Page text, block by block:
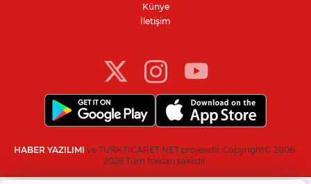
Devlet Bahçeli'den "süreç" açıklaması:
Künye
İletişim
HABER YAZILIMI ve TURKTICARET.NET projesidir Copyright© 2006-
2026 Tüm hakları saklıdır.